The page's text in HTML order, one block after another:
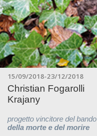
15/09/2018-23/12/2018
Christian Fogarolli
Krajany
progetto vincitore del bando
della morte e del morire